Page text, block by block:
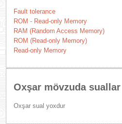
Fault tolerance
ROM - Read-only Memory
RAM (Random Access Memory)
ROM (Read-only Memory)
Read-only Memory
Oxşar mövzuda suallar
Oxşar sual yoxdur